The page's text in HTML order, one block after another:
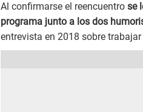
Al confirmarse el reencuentro se
programa junto a los dos
entrevista en 2018 sobre trabajar